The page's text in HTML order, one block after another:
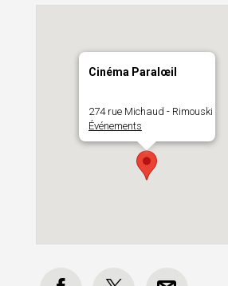
Cinéma Paralœil
274 rue Michaud - Rimouski
Événements